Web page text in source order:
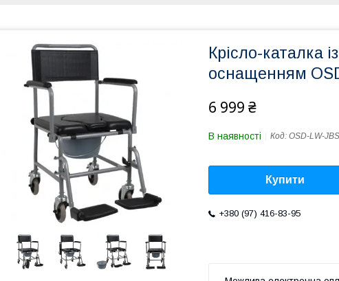
Крісло-каталка
оснащенням
6 999 ₴
В наявності Код: OSD-LW-
Купити
+380 (97) 416-83-95